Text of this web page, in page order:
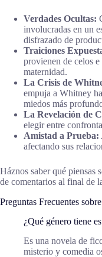
Verdades Ocultas:
involucradas en un
disfrazado de
Traiciones
provienen de celos e
maternidad.
La Crisis de
empuja a Whitney
miedos más
La Revelación de
elegir entre
Amistad a Prueba:
afectando sus
Háznos saber qué piensas
de comentarios al final de
Preguntas Frecuentes
¿Qué género tiene
Es una novela de
misterio y comedia